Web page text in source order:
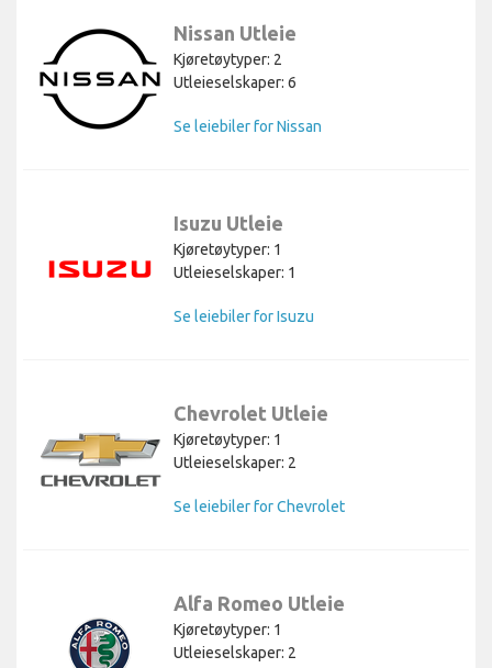
Nissan Utleie
Kjøretøytyper: 2
Utleieselskaper: 6
Se leiebiler for Nissan
Isuzu Utleie
Kjøretøytyper: 1
Utleieselskaper: 1
Se leiebiler for Isuzu
Chevrolet Utleie
Kjøretøytyper: 1
Utleieselskaper: 2
Se leiebiler for Chevrolet
Alfa Romeo Utleie
Kjøretøytyper: 1
Utleieselskaper: 2